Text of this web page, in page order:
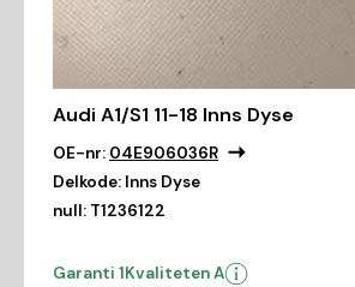
Audi A1/S1 11-18 Inns Dyse
OE-nr: 04E906036R
Delkode: Inns Dyse
null: T1236122
Garanti 1Kvaliteten A